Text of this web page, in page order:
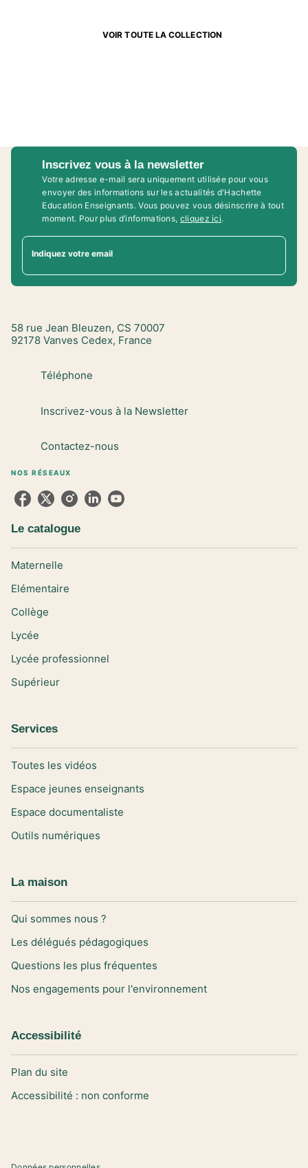
VOIR TOUTE LA COLLECTION
Inscrivez vous à la newsletter
Votre adresse e-mail sera uniquement utilisée pour vous
envoyer des informations sur les actualités d'Hachette
Education Enseignants. Vous pouvez vous désinscrire à tout
moment. Pour plus d’informations, cliquez ici.
Indiquez votre email
58 rue Jean Bleuzen, CS 70007
92178 Vanves Cedex, France
Téléphone
Inscrivez-vous à la Newsletter
Contactez-nous
NOS RÉSEAUX
Le catalogue
Maternelle
Elémentaire
Collège
Lycée
Lycée professionnel
Supérieur
Services
Toutes les vidéos
Espace jeunes enseignants
Espace documentaliste
Outils numériques
La maison
Qui sommes nous ?
Les délégués pédagogiques
Questions les plus fréquentes
Nos engagements pour l'environnement
Accessibilité
Plan du site
Accessibilité : non conforme